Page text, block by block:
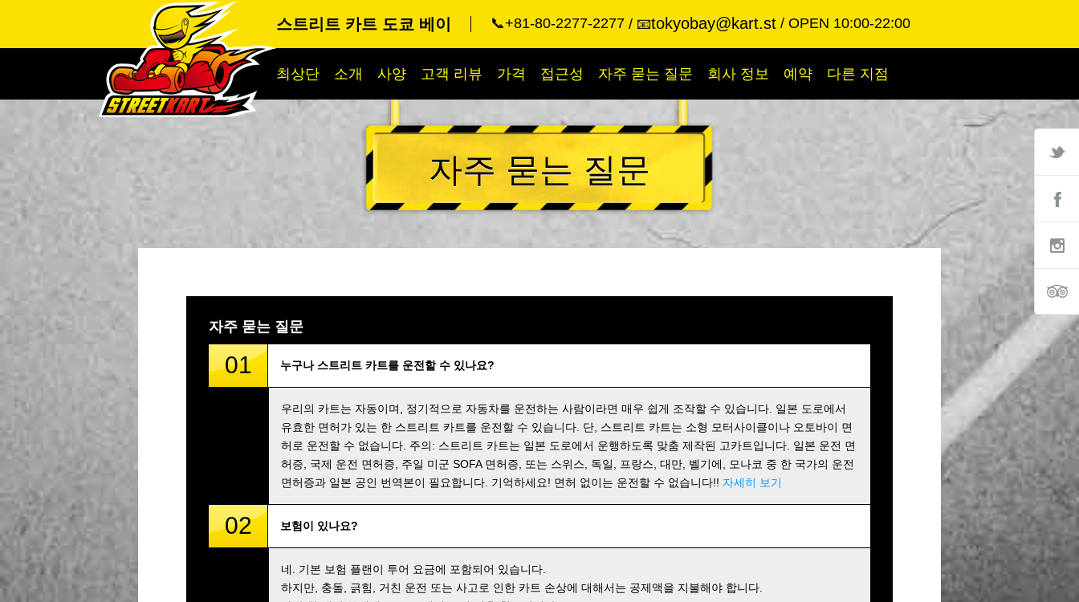
스트리트 카트 도쿄 베이 📞+81-80-2277-2277 📧tokyobay@kart.st OPEN 10:00-22:00
최상단 소개 사양 고객 리뷰 가격 접근성 자주 묻는 질문 회사 정보 예약 다른 지점
자주 묻는 질문
자주 묻는 질문
01 누구나 스트리트 카트를 운전할 수 있나요?
우리의 카트는 자동이며, 정기적으로 자동차를 운전하는 사람이라면 매우 쉽게 조작할 수 있습니다. 일본 도로에서
유효한 면허가 있는 한 스트리트 카트를 운전할 수 있습니다. 단, 스트리트 카트는 소형 모터사이클이나 오토바이 면
허로 운전할 수 없습니다. 주의: 스트리트 카트는 일본 도로에서 운행하도록 맞춤 제작된 고카트입니다. 일본 운전 면
허증, 국제 운전 면허증, 주일 미군 SOFA 면허증, 또는 스위스, 독일, 프랑스, 대만, 벨기에, 모나코 중 한 국가의 운전
면허증과 일본 공인 번역본이 필요합니다. 기억하세요! 면허 없이는 운전할 수 없습니다!! 자세히 보기
02 보험이 있나요?
네. 기본 보험 플랜이 투어 요금에 포함되어 있습니다.
하지만, 충돌, 긁힘, 거친 운전 또는 사고로 인한 카트 손상에 대해서는 공제액을 지불해야 합니다.